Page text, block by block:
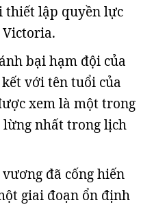
thiết lập quyền lực
bại hạm đội của
với tên tuổi của
xem là một trong
nhất trong lịch
đã cống hiến
giai đoạn ổn định